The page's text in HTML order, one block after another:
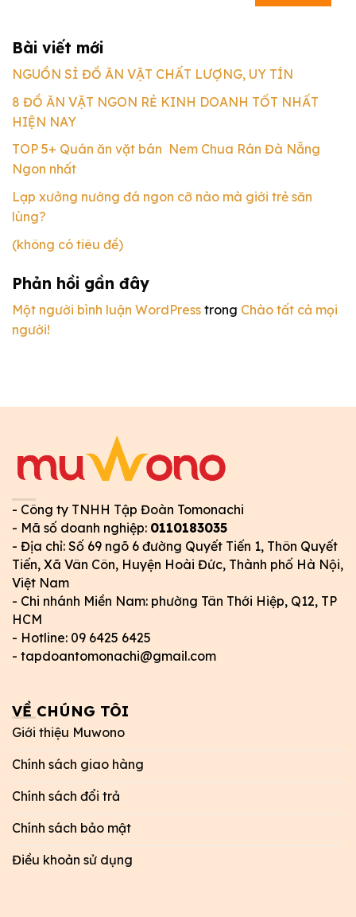
Bài viết mới
NGUỒN SỈ ĐỒ ĂN VẶT CHẤT LƯỢNG, UY TÍN
8 ĐỒ ĂN VẶT NGON RẺ KINH DOANH TỐT NHẤT
HIỆN NAY
TOP 5+ Quán ăn vặt bán Nem Chua Rán Đà Nẵng
Ngon nhất
Lạp xưởng nướng đá ngon cỡ nào mà giới trẻ săn
lùng?
(không có tiêu đề)
Phản hồi gần đây
Một người bình luận WordPress trong Chào tất cả mọi
người!
- Công ty TNHH Tập Đoàn Tomonachi
- Mã số doanh nghiệp: 0110183035
- Địa chỉ: Số 69 ngõ 6 đường Quyết Tiến 1, Thôn Quyết
Tiến, Xã Vân Côn, Huyện Hoài Đức, Thành phố Hà Nội,
Việt Nam
- Chi nhánh Miền Nam: phường Tân Thới Hiệp, Q12, TP
HCM
- Hotline: 09 6425 6425
- tapdoantomonachi@gmail.com
VỀ CHÚNG TÔI
Giới thiệu Muwono
Chính sách giao hàng
Chính sách đổi trả
Chính sách bảo mật
Điều khoản sử dụng